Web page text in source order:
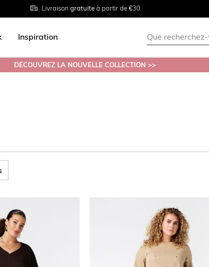
Livraison gratuiteà partir de €30
Tailles du38 au 54
Retourgratuit en magasin
Inspiration
DÉCOUVREZ LA NOUVELLE COLLECTION >>